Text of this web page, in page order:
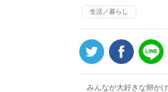
生活／暮らし
みんなが大好きな卵か